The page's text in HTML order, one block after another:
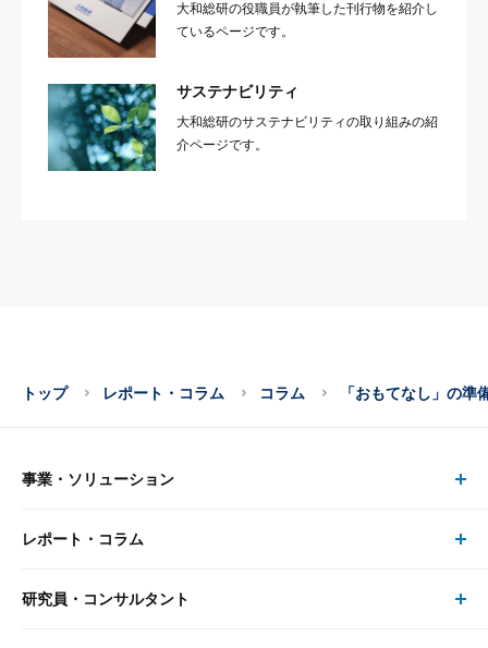
大和総研の役職員が執筆した刊行物を紹介し
ているページです。
サステナビリティ
大和総研のサステナビリティの取り組みの紹
介ページです。
トップ レポート・コラム コラム 「おもてなし」の準
事業・ソリューション
事業・ソリューション トップ
リサーチ
レポート・コラム
レポート・コラム トップ
研究員・コンサルタント